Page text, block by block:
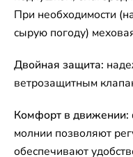
При необходимости
сырую погоду)
Двойная защита:
ветрозащитным
Комфорт в движении:
молнии позволяют
обеспечивают